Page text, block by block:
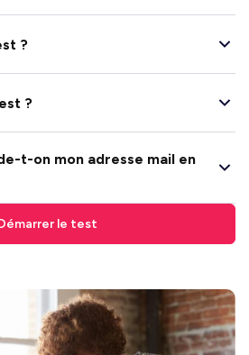
?
?
t-on mon adresse mail en
le test